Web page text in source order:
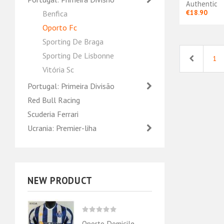
Benfica
Oporto Fc
Sporting De Braga
Sporting De Lisbonne
Vitória Sc
Portugal: Primeira Divisão
Red Bull Racing
Scuderia Ferrari
Ucrania: Premier-liha
NEW PRODUCT
Authentic
€18.90
Previous1